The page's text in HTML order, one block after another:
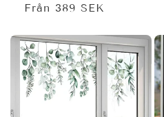
Ordinarie
Från 389 SEK